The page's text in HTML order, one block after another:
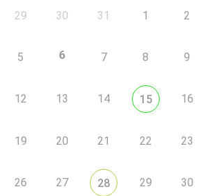
29 30 31 1 2
5 6 7 8 9
12 13 14 15 16
19 20 21 22 23
26 27 28 29 30